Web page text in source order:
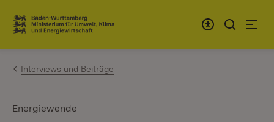
Zum Inhalt springen
Link zur Startseite
Interviews und Beiträge
Energiewende